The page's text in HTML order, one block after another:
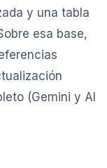
y una tabla
esa base,
(Gemini y AI